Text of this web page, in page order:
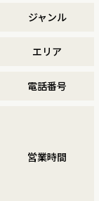
ジャンル
エリア
電話番号
営業時間